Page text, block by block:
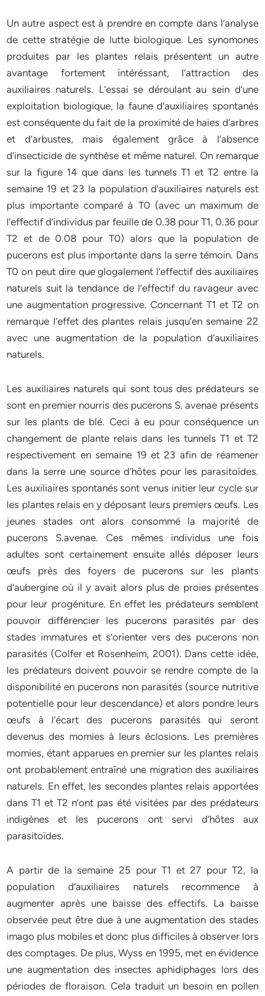
Un autre aspect est à prendre en compte dans l’analyse
de cette stratégie de lutte biologique. Les synomones
produites par les plantes relais présentent un autre
avantage fortement intéréssant, l’attraction des
auxiliaires naturels. L’essai se déroulant au sein d’une
exploitation biologique, la faune d’auxiliaires spontanés
est conséquente du fait de la proximité de haies d’arbres
et d’arbustes, mais également grâce à l’absence
d’insecticide de synthèse et même naturel. On remarque
sur la figure 14 que dans les tunnels T1 et T2 entre la
semaine 19 et 23 la population d’auxiliaires naturels est
plus importante comparé à T0 (avec un maximum de
l’effectif d’individus par feuille de 0.38 pour T1, 0.36 pour
T2 et de 0.08 pour T0) alors que la population de
pucerons est plus importante dans la serre témoin. Dans
T0 on peut dire que glogalement l’effectif des auxiliaires
naturels suit la tendance de l’effectif du ravageur avec
une augmentation progressive. Concernant T1 et T2 on
remarque l’effet des plantes relais jusqu’en semaine 22
avec une augmentation de la population d’auxiliaires
naturels.
Les auxiliaires naturels qui sont tous des prédateurs se
sont en premier nourris des pucerons S. avenae présents
sur les plants de blé. Ceci à eu pour conséquence un
changement de plante relais dans les tunnels T1 et T2
respectivement en semaine 19 et 23 afin de réamener
dans la serre une source d’hôtes pour les parasitoïdes.
Les auxiliaires spontanés sont venus initier leur cycle sur
les plantes relais en y déposant leurs premiers œufs. Les
jeunes stades ont alors consommé la majorité de
pucerons S.avenae. Ces mêmes individus une fois
adultes sont certainement ensuite allés déposer leurs
œufs près des foyers de pucerons sur les plants
d’aubergine où il y avait alors plus de proies présentes
pour leur progéniture. En effet les prédateurs semblent
pouvoir différencier les pucerons parasités par des
stades immatures et s’orienter vers des pucerons non
parasités (Colfer et Rosenheim, 2001). Dans cette idée,
les prédateurs doivent pouvoir se rendre compte de la
disponibilité en pucerons non parasités (source nutritive
potentielle pour leur descendance) et alors pondre leurs
œufs à l’écart des pucerons parasités qui seront
devenus des momies à leurs éclosions. Les premières
momies, étant apparues en premier sur les plantes relais
ont probablement entraîné une migration des auxiliaires
naturels. En effet, les secondes plantes relais apportées
dans T1 et T2 n’ont pas été visitées par des prédateurs
indigènes et les pucerons ont servi d’hôtes aux
parasitoïdes.
A partir de la semaine 25 pour T1 et 27 pour T2, la
population d’auxiliaires naturels recommence à
augmenter après une baisse des effectifs. La baisse
observée peut être due à une augmentation des stades
imago plus mobiles et donc plus difficiles à observer lors
des comptages. De plus, Wyss en 1995, met en évidence
une augmentation des insectes aphidiphages lors des
périodes de floraison. Cela traduit un besoin en pollen